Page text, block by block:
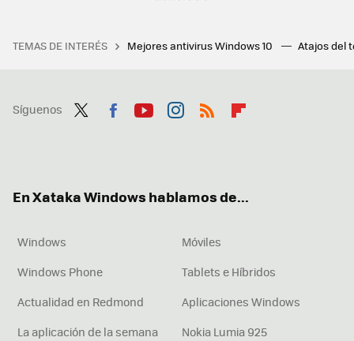
TEMAS DE INTERÉS Mejores antivirus Windows 10 Atajos del
Síguenos
En Xataka Windows hablamos de...
Windows
Móviles
Windows Phone
Tablets e Híbridos
Actualidad en Redmond
Aplicaciones Windows
La aplicación de la semana
Nokia Lumia 925